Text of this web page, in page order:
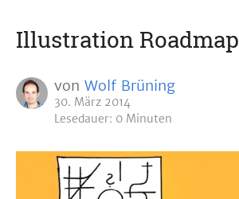
Illustration Roadmap
von Wolf Brüning
30. März 2014
Lesedauer: 0 Minuten